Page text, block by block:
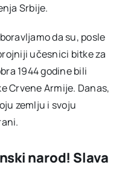
Srbije.
da su, posle
učesnici bitke za
1944 godine bili
Crvene Armije. Danas,
zemlju i svoju
narod! Slava